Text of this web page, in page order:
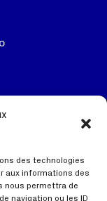
des technologies
aux informations des
nous permettra de
navigation ou les ID